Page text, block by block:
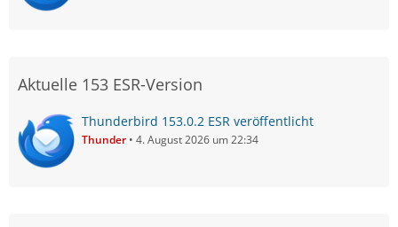
Aktuelle 153 ESR-Version
Thunderbird 153.0.2 ESR veröffentlicht
Thunder 4. August 2026 um 22:34